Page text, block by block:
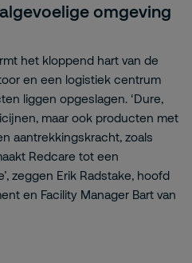
omgeving
het kloppend hart van de
en een logistiek centrum
liggen opgeslagen. ‘Dure,
maar ook producten met
aantrekkingskracht, zoals
Redcare tot een
zeggen Erik Radstake, hoofd
en Facility Manager Bart van